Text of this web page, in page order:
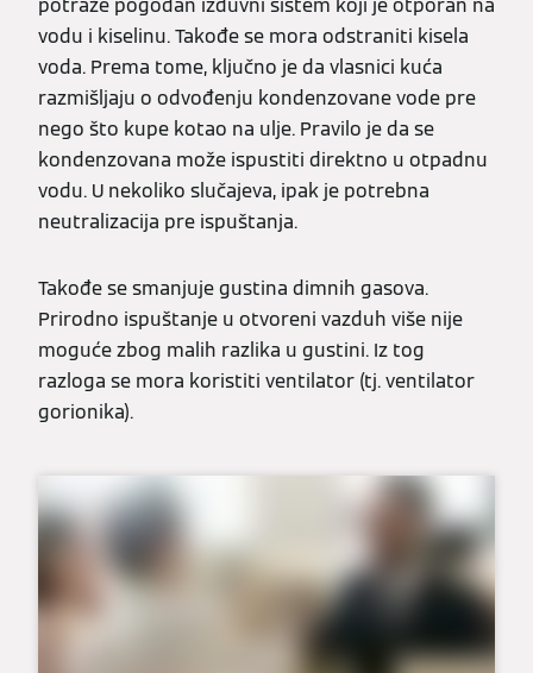
potraže pogodan izduvni sistem koji je otporan na
vodu i kiselinu. Takođe se mora odstraniti kisela
voda. Prema tome, ključno je da vlasnici kuća
razmišljaju o odvođenju kondenzovane vode pre
nego što kupe kotao na ulje. Pravilo je da se
kondenzovana može ispustiti direktno u otpadnu
vodu. U nekoliko slučajeva, ipak je potrebna
neutralizacija pre ispuštanja.
Takođe se smanjuje gustina dimnih gasova.
Prirodno ispuštanje u otvoreni vazduh više nije
moguće zbog malih razlika u gustini. Iz tog
razloga se mora koristiti ventilator (tj. ventilator
gorionika).